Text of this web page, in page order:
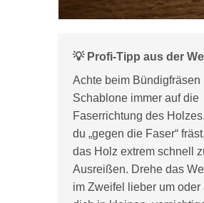
💡 Profi-Tipp aus der
Achte beim Bündigfräsen
Schablone immer auf die
Faserrichtung des
du „gegen die Faser“
das Holz extrem schnell
Ausreißen. Drehe das
im Zweifel lieber um oder